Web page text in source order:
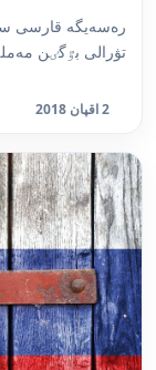
رەسەيگە قارسى
تۋرالى بٷگٸن
2 اقپان 2018